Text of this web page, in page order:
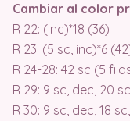
Cambiar al color
R 22: (inc)*18 (36)
R 23: (5 sc, inc)*6
R 24-28: 42 sc (5
R 29: 9 sc, dec, 20
R 30: 9 sc, dec, 18